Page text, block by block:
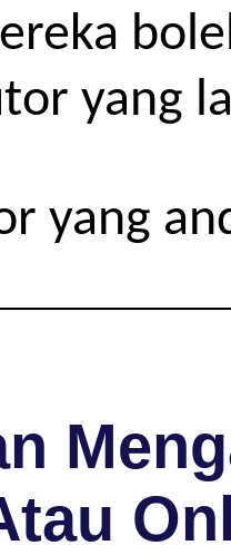
yang
yang